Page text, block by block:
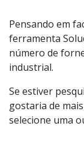
Pensando em
ferramenta
número de
industrial.
Se estiver
gostaria de
selecione uma